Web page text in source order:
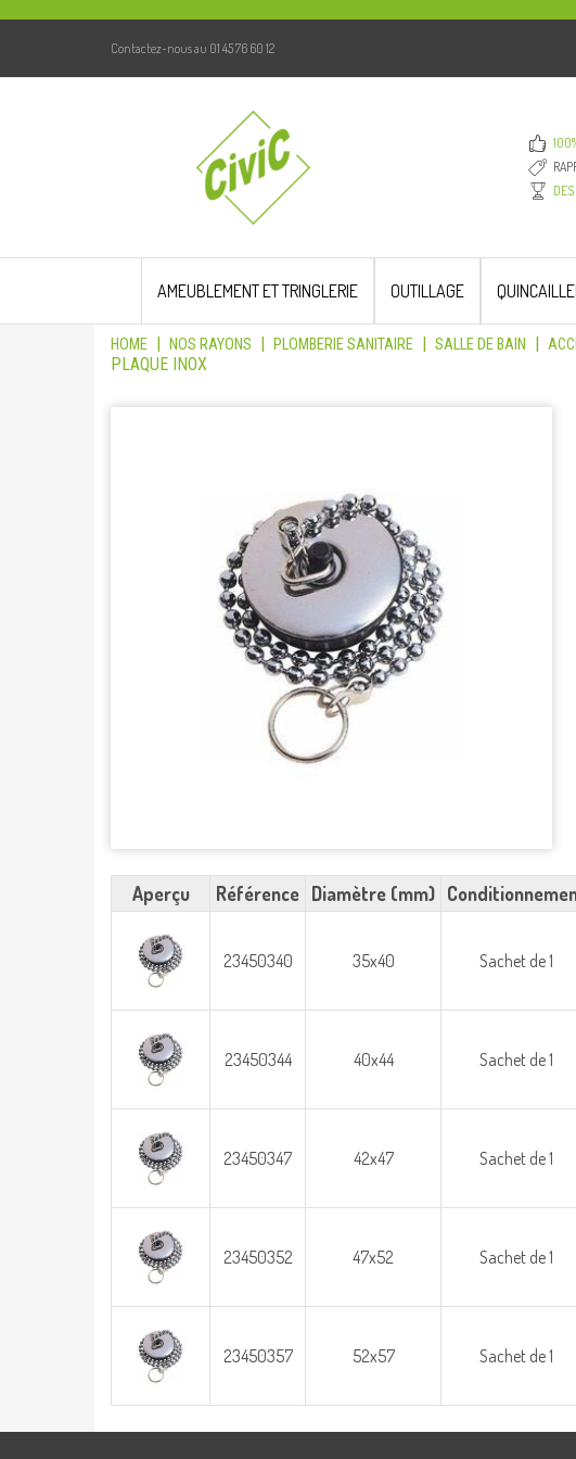
Contactez-nous au 01 45 76 60 12
AMEUBLEMENT ET TRINGLERIE OUTILLAGE
HOME | NOS RAYONS | PLOMBERIE SANITAIRE | SALLE DE BAIN |
PLAQUE INOX
Aperçu Référence Diamètre (mm)
23450340 35x40 Sachet de 1
23450344 40x44 Sachet de 1
23450347 42x47 Sachet de 1
23450352 47x52 Sachet de 1
23450357 52x57 Sachet de 1